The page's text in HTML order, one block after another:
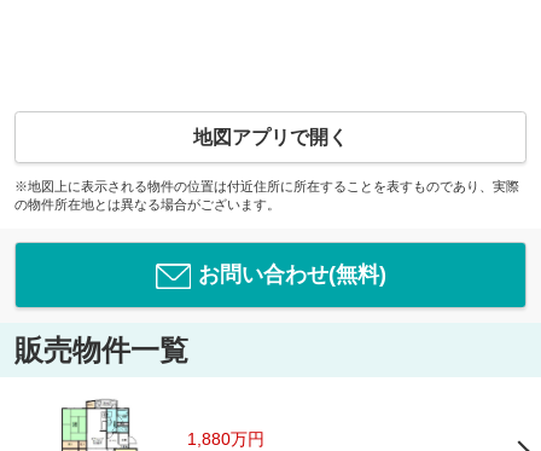
地図アプリで開く
※地図上に表示される物件の位置は付近住所に所在することを表すものであり、実際
の物件所在地とは異なる場合がございます。
お問い合わせ(無料)
販売物件一覧
1,880万円